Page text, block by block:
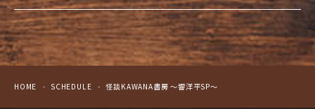
HOME SCHEDULE 怪談KAWANA書房 ～響洋平SP〜